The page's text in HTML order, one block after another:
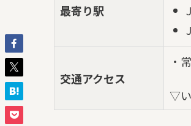
最寄り駅
交通アクセス
・
▽い